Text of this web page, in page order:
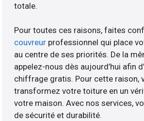
totale.
Pour toutes ces raisons, faites
couvreur professionnel qui place
au centre de ses priorités. De la
appelez-nous dès aujourd’hui afin
chiffrage gratis. Pour cette raison,
transformez votre toiture en un
votre maison. Avec nos services,
de sécurité et durabilité.